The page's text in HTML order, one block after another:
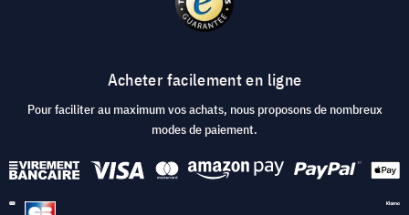
Acheter facilement en ligne
Pour faciliter au maximum vos achats, nous proposons de nombreux
modes de paiement.